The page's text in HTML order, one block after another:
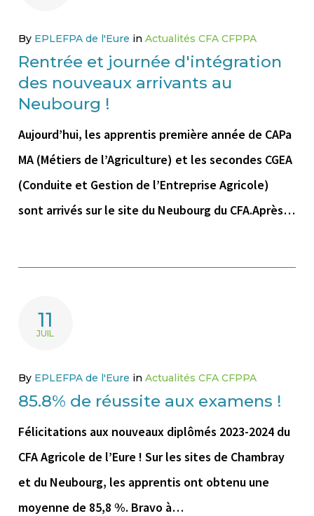
By EPLEFPA de l'Eure in Actualités CFA CFPPA
Rentrée et journée d'intégration
des nouveaux arrivants au
Neubourg !
Aujourd’hui, les apprentis première année de CAPa
MA (Métiers de l’Agriculture) et les secondes CGEA
(Conduite et Gestion de l’Entreprise Agricole)
sont arrivés sur le site du Neubourg du CFA.Après…
11
JUIL
By EPLEFPA de l'Eure in Actualités CFA CFPPA
85.8% de réussite aux examens !
Félicitations aux nouveaux diplômés 2023-2024 du
CFA Agricole de l’Eure ! Sur les sites de Chambray
et du Neubourg, les apprentis ont obtenu une
moyenne de 85,8 %. Bravo à…